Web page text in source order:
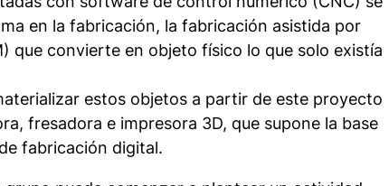
en la fabricación, la fabricación asistida por
que convierte en objeto físico lo que solo existía
estos objetos a partir de este proyecto
fresadora e impresora 3D, que supone la base
fabricación digital.